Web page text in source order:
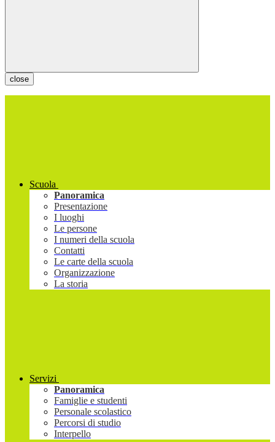
close
Scuola
Panoramica
Presentazione
I luoghi
Le persone
I numeri della scuola
Contatti
Le carte della scuola
Organizzazione
La storia
Servizi
Panoramica
Famiglie e studenti
Personale scolastico
Percorsi di studio
Interpello